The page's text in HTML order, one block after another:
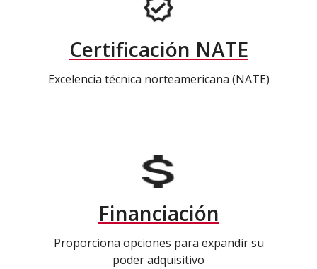
Certificación NATE
Excelencia técnica norteamericana (NATE)
Financiación
Proporciona opciones para expandir su
poder adquisitivo